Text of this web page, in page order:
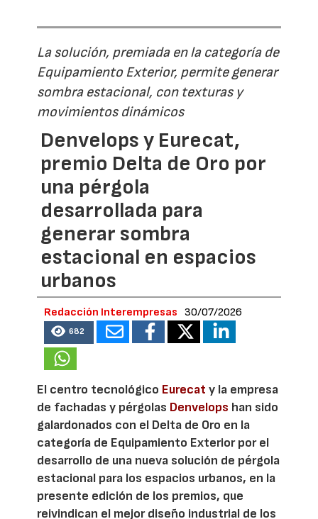
La solución, premiada en la categoría de
Equipamiento Exterior, permite generar
sombra estacional, con texturas y
movimientos dinámicos
Denvelops y Eurecat,
premio Delta de Oro por
una pérgola
desarrollada para
generar sombra
estacional en espacios
urbanos
Redacción Interempresas 30/07/2026
682
El centro tecnológico Eurecat y la empresa
de fachadas y pérgolas Denvelops han sido
galardonados con el Delta de Oro en la
categoría de Equipamiento Exterior por el
desarrollo de una nueva solución de pérgola
estacional para los espacios urbanos, en la
presente edición de los premios, que
reivindican el mejor diseño industrial de los